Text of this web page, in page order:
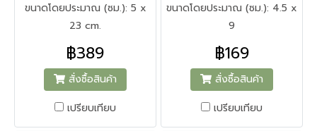
ขนาดโดยประมาณ (ซม.): 5 x
23 cm.
฿389
สั่งซื้อสินค้า
เปรียบเทียบ
ขนาดโดยประมาณ (ซม.): 4.5 x
9
฿169
สั่งซื้อสินค้า
เปรียบเทียบ